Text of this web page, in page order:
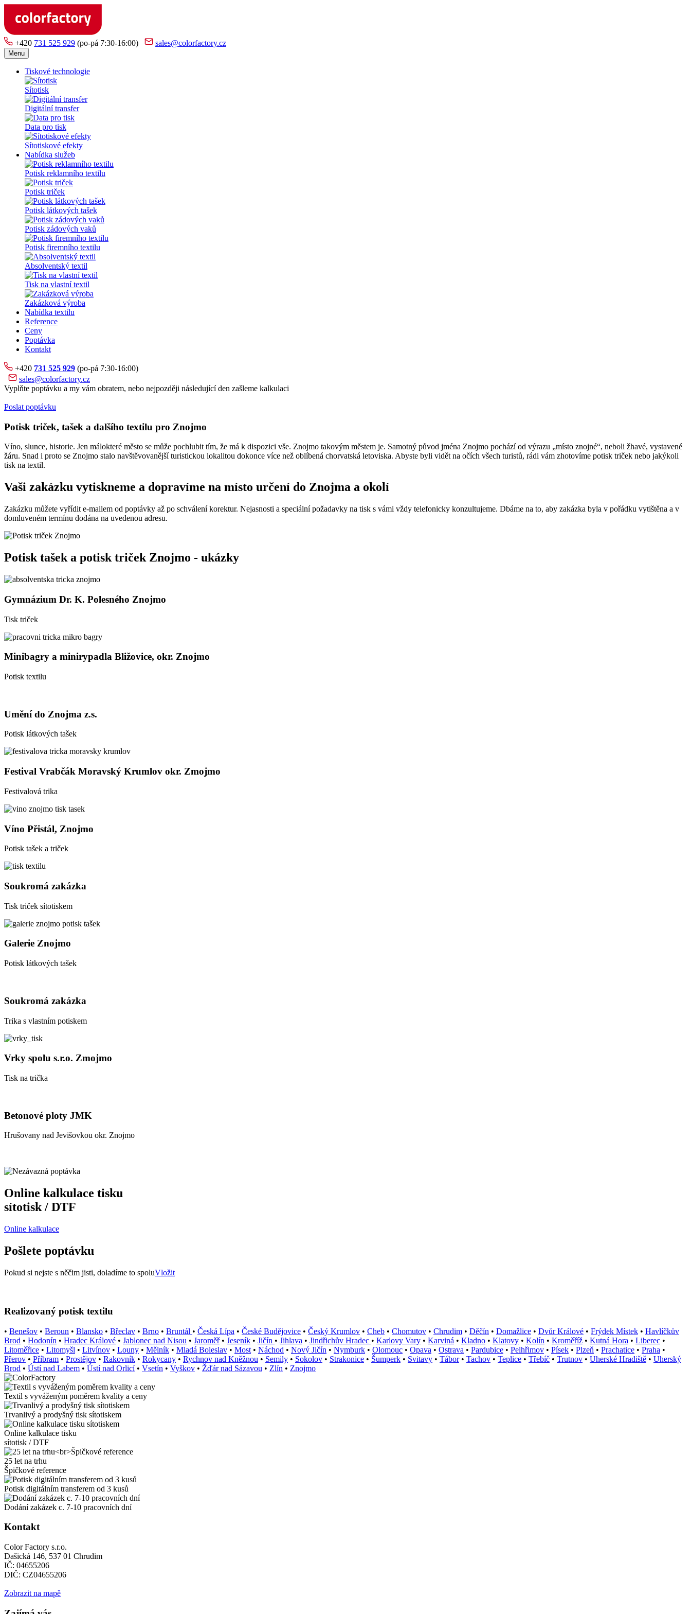
+420 731 525 929 (po-pá 7:30-16:00) sales@colorfactory.cz
Menu
Tiskové technologie
Sítotisk
Digitální transfer
Data pro tisk
Sítotiskové efekty
Nabídka služeb
Potisk reklamního textilu
Potisk triček
Potisk látkových tašek
Potisk zádových vaků
Potisk firemního textilu
Absolventský textil
Tisk na vlastní textil
Zakázková výroba
Nabídka textilu
Reference
Ceny
Poptávka
Kontakt
+420 731 525 929 (po-pá 7:30-16:00)
sales@colorfactory.cz
Vyplňte poptávku a my vám obratem, nebo nejpozději následující den zašleme kalkulaci
Poslat poptávku
Potisk triček, tašek a dalšího textilu pro Znojmo
Víno, slunce, historie. Jen málokteré město se může pochlubit tím, že má k dispozici vše. Znojmo takovým městem je. Samotný původ jména Znojmo pochází od výrazu „místo znojné“, neboli žhavé, vystavené
žáru. Snad i proto se Znojmo stalo navštěvovanější turistickou lokalitou dokonce více než oblíbená chorvatská letoviska. Abyste byli vidět na očích všech turistů, rádi vám zhotovíme potisk triček nebo jakýkoli
tisk na textil.
Vaši zakázku vytiskneme a dopravíme na místo určení do Znojma a okolí
Zakázku můžete vyřídit e-mailem od poptávky až po schválení korektur. Nejasnosti a speciální požadavky na tisk s vámi vždy telefonicky konzultujeme. Dbáme na to, aby zakázka byla v pořádku vytištěna a v
domluveném termínu dodána na uvedenou adresu.
Potisk tašek a potisk triček Znojmo - ukázky
Gymnázium Dr. K. Polesného Znojmo
Tisk triček
Minibagry a minirypadla Bližovice, okr. Znojmo
Potisk textilu
Umění do Znojma z.s.
Potisk látkových tašek
Festival Vrabčák Moravský Krumlov okr. Zmojmo
Festivalová trika
Víno Přistál, Znojmo
Potisk tašek a triček
Soukromá zakázka
Tisk triček sítotiskem
Galerie Znojmo
Potisk látkových tašek
Soukromá zakázka
Trika s vlastním potiskem
Vrky spolu s.r.o. Zmojmo
Tisk na trička
Betonové ploty JMK
Hrušovany nad Jevišovkou okr. Znojmo
Online kalkulace tisku
sítotisk / DTF
Online kalkulace
Pošlete poptávku
Pokud si nejste s něčim jisti, doladíme to spoluVložit
Realizovaný potisk textilu
• Benešov • Beroun • Blansko • Břeclav • Brno • Bruntál • Česká Lípa • České Budějovice • Český Krumlov • Cheb • Chomutov • Chrudim • Děčín • Domažlice • Dvůr Králové • Frýdek Místek • Havlíčkův
Brod • Hodonín • Hradec Králové • Jablonec nad Nisou • Jaroměř• Jeseník • Jičín • Jihlava • Jindřichův Hradec • Karlovy Vary • Karviná • Kladno • Klatovy • Kolín • Kroměříž • Kutná Hora • Liberec •
Litoměřice • Litomyšl • Litvínov • Louny • Mělník • Mladá Boleslav • Most • Náchod • Nový Jičín • Nymburk • Olomouc • Opava • Ostrava • Pardubice • Pelhřimov • Písek • Plzeň • Prachatice • Praha •
Přerov • Příbram • Prostějov • Rakovník • Rokycany • Rychnov nad Kněžnou • Semily • Sokolov • Strakonice • Šumperk • Svitavy • Tábor• Tachov • Teplice • Třebíč • Trutnov • Uherské Hradiště • Uherský
Brod • Ústí nad Labem • Ústí nad Orlicí• Vsetín • Vyškov • Žďár nad Sázavou • Zlín • Znojmo
Textil s vyváženým poměrem kvality a ceny
Trvanlivý a prodyšný tisk sítotiskem
Online kalkulace tisku
sítotisk / DTF
25 let na trhu
Špičkové reference
Potisk digitálním transferem od 3 kusů
Dodání zakázek c. 7-10 pracovních dní
Kontakt
Color Factory s.r.o.
Dašická 146, 537 01 Chrudim
IČ: 04655206
DIČ: CZ04655206
Zobrazit na mapě